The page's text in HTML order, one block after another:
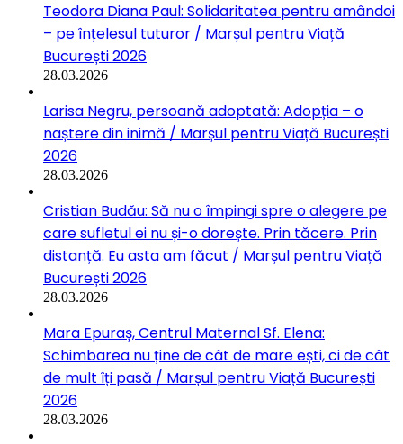
Teodora Diana Paul: Solidaritatea pentru amândoi
– pe înțelesul tuturor / Marșul pentru Viață
București 2026
28.03.2026
Larisa Negru, persoană adoptată: Adopția – o
naștere din inimă / Marșul pentru Viață București
2026
28.03.2026
Cristian Budău: Să nu o împingi spre o alegere pe
care sufletul ei nu și-o dorește. Prin tăcere. Prin
distanță. Eu asta am făcut / Marșul pentru Viață
București 2026
28.03.2026
Mara Epuraș, Centrul Maternal Sf. Elena:
Schimbarea nu ține de cât de mare ești, ci de cât
de mult îți pasă / Marșul pentru Viață București
2026
28.03.2026